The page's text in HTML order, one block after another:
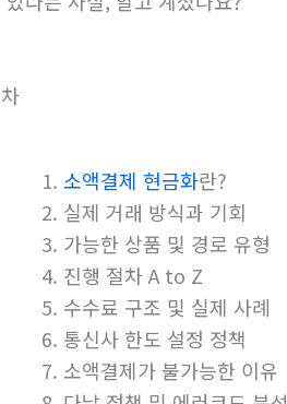
소액결제 현금화란?
실제 거래 방식과 기회
가능한 상품 및 경로 유형
진행 절차 A to Z
수수료 구조 및 실제 사례
통신사 한도 설정 정책
소액결제가 불가능한 이유